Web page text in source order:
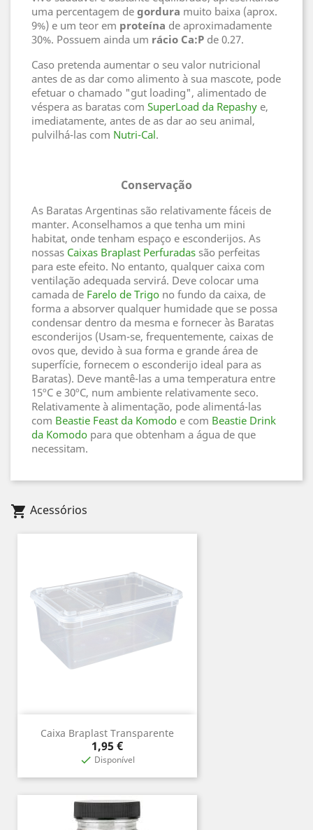
uma percentagem de gordura muito baixa (aprox.
9%) e um teor em proteína de aproximadamente
30%. Possuem ainda um rácio Ca:P de 0.27.
Caso pretenda aumentar o seu valor nutricional
antes de as dar como alimento à sua mascote, pode
efetuar o chamado "gut loading", alimentado de
véspera as baratas com SuperLoad da Repashy e,
imediatamente, antes de as dar ao seu animal,
pulvilhá-las com Nutri-Cal.
Conservação
As Baratas Argentinas são relativamente fáceis de
manter. Aconselhamos a que tenha um mini
habitat, onde tenham espaço e esconderijos. As
nossas Caixas Braplast Perfuradas são perfeitas
para este efeito. No entanto, qualquer caixa com
ventilação adequada servirá. Deve colocar uma
camada de Farelo de Trigo no fundo da caixa, de
forma a absorver qualquer humidade que se possa
condensar dentro da mesma e fornecer às Baratas
esconderijos (Usam-se, frequentemente, caixas de
ovos que, devido à sua forma e grande área de
superfície, fornecem o esconderijo ideal para as
Baratas). Deve mantê-las a uma temperatura entre
15ºC e 30ºC, num ambiente relativamente seco.
Relativamente à alimentação, pode alimentá-las
com Beastie Feast da Komodo e com Beastie Drink
da Komodo para que obtenham a água de que
necessitam.
shopping_cart Acessórios
Caixa Braplast Transparente
Preço
1,95 €
 Disponível